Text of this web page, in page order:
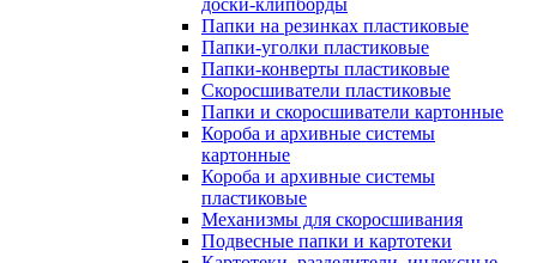
доски-клипборды
Папки на резинках пластиковые
Папки-уголки пластиковые
Папки-конверты пластиковые
Скоросшиватели пластиковые
Папки и скоросшиватели картонные
Короба и архивные системы
картонные
Короба и архивные системы
пластиковые
Механизмы для скоросшивания
Подвесные папки и картотеки